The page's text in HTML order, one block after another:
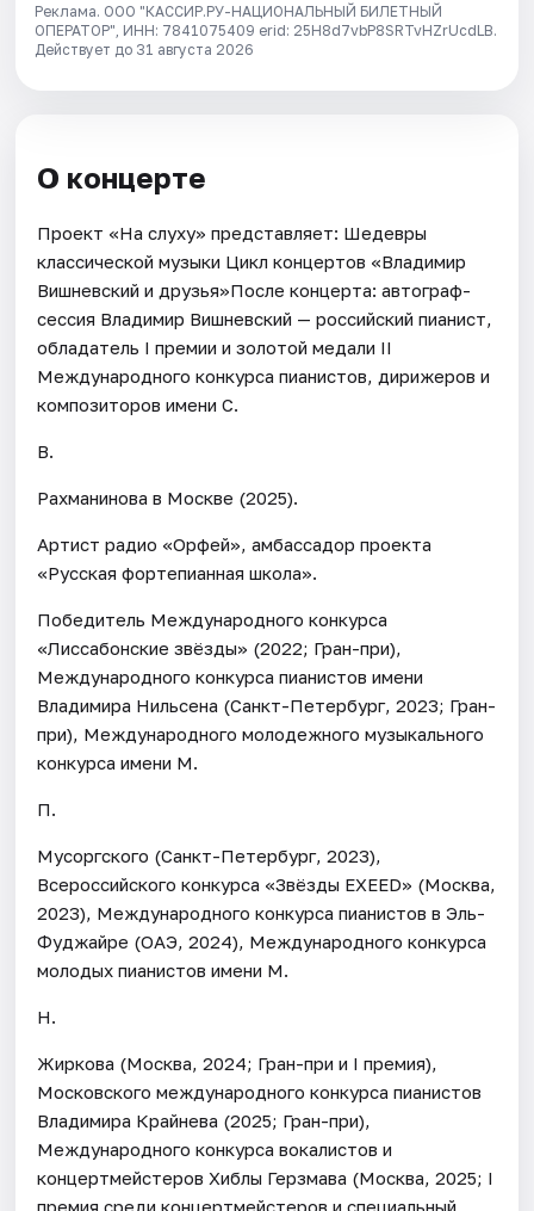
Реклама. ООО "КАССИР.РУ-НАЦИОНАЛЬНЫЙ БИЛЕТНЫЙ
ОПЕРАТОР", ИНН: 7841075409 erid: 25H8d7vbP8SRTvHZrUcdLB.
Действует до 31 августа 2026
О концерте
Проект «На слуху» представляет: Шедевры
классической музыки Цикл концертов «Владимир
Вишневский и друзья»После концерта: автограф-
сессия Владимир Вишневский — российский пианист,
обладатель I премии и золотой медали II
Международного конкурса пианистов, дирижеров и
композиторов имени С.
В.
Рахманинова в Москве (2025).
Артист радио «Орфей», амбассадор проекта
«Русская фортепианная школа».
Победитель Международного конкурса
«Лиссабонские звёзды» (2022; Гран-при),
Международного конкурса пианистов имени
Владимира Нильсена (Санкт-Петербург, 2023; Гран-
при), Международного молодежного музыкального
конкурса имени М.
П.
Мусоргского (Санкт-Петербург, 2023),
Всероссийского конкурса «Звёзды EXEED» (Москва,
2023), Международного конкурса пианистов в Эль-
Фуджайре (ОАЭ, 2024), Международного конкурса
молодых пианистов имени М.
Н.
Жиркова (Москва, 2024; Гран-при и I премия),
Московского международного конкурса пианистов
Владимира Крайнева (2025; Гран-при),
Международного конкурса вокалистов и
концертмейстеров Хиблы Герзмава (Москва, 2025; I
премия среди концертмейстеров и специальный